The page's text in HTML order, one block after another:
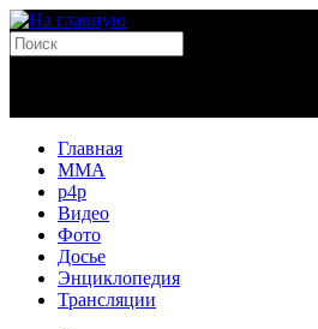
Главная
MMA
p4p
Видео
Фото
Досье
Энциклопедия
Трансляции